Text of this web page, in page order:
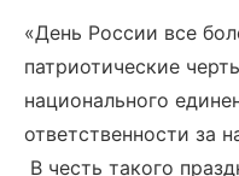
«День России все
патриотические
национального
ответственности за
В честь такого